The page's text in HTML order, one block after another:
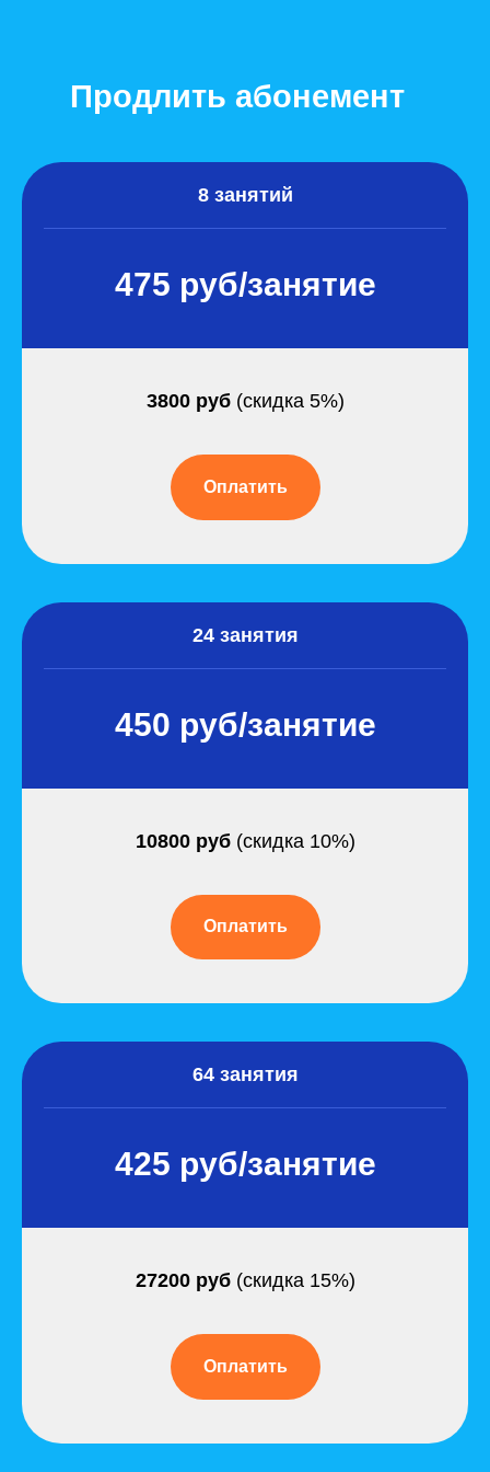
Продлить абонемент
8 занятий
475 руб/занятие
3800 руб(скидка 5%)
Оплатить
24 занятия
450 руб/занятие
10800 руб(скидка 10%)
Оплатить
64 занятия
425 руб/занятие
27200 руб(скидка 15%)
Оплатить